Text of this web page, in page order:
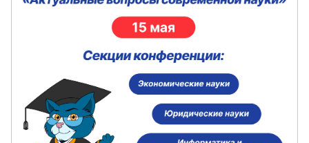
Мы в соцсетях
Подобрать программу